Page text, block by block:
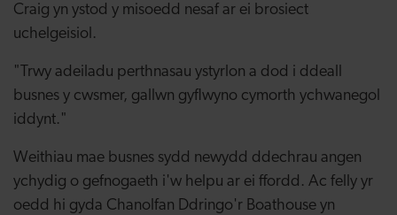
Craig yn ystod y misoedd nesaf ar ei brosiect
uchelgeisiol.
"Trwy adeiladu perthnasau ystyrlon a dod i ddeall
busnes y cwsmer, gallwn gyflwyno cymorth ychwanegol
iddynt."
Weithiau mae busnes sydd newydd ddechrau angen
ychydig o gefnogaeth i'w helpu ar ei ffordd. Ac felly yr
oedd hi gyda Chanolfan Ddringo'r Boathouse yn